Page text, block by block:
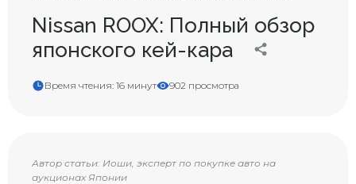
Nissan ROOX: Полный обзор
японского кей-кара
Время чтения: 16 минут 902 просмотра
Автор статьи: Иоши, эксперт по покупке авто на
аукционах Японии